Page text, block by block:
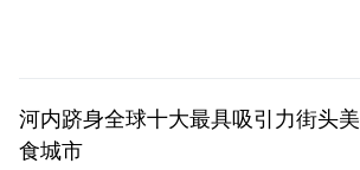
河内跻身全球十大最具吸引力街头美
食城市